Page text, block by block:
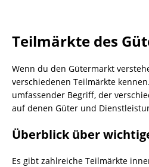
Teilmärkte des
Wenn du den Gütermarkt
verschiedenen Teilmärkte
umfassender Begriff, der
auf denen Güter und
Überblick über
Es gibt zahlreiche Teilmärkte